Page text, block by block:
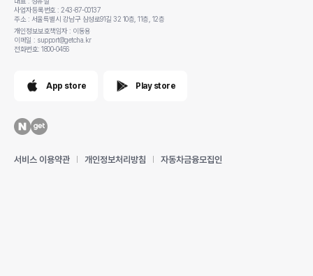
사업자등록번호 : 243-87-00137
주소 : 서울특별시 강남구 삼성로91길 32 10층, 11층, 12층
개인정보보호책임자 : 이동용
이메일 : support@getcha.kr
전화번호: 1800-0456
App store Play store
서비스 이용약관 개인정보처리방침 자동차금융모집인